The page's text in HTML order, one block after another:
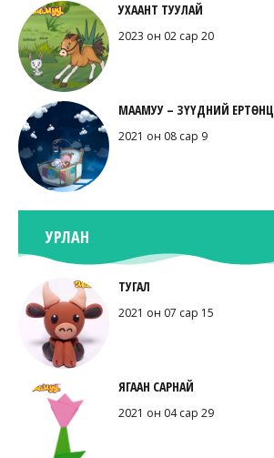
УХААНТ ТУУЛАЙ
2023 он 02 сар 20
МААМУУ – ЗҮҮДНИЙ ЕРТӨНЦ
2021 он 08 сар 9
УРЛАН
ТУГАЛ
2021 он 07 сар 15
ЯГААН САРНАЙ
2021 он 04 сар 29